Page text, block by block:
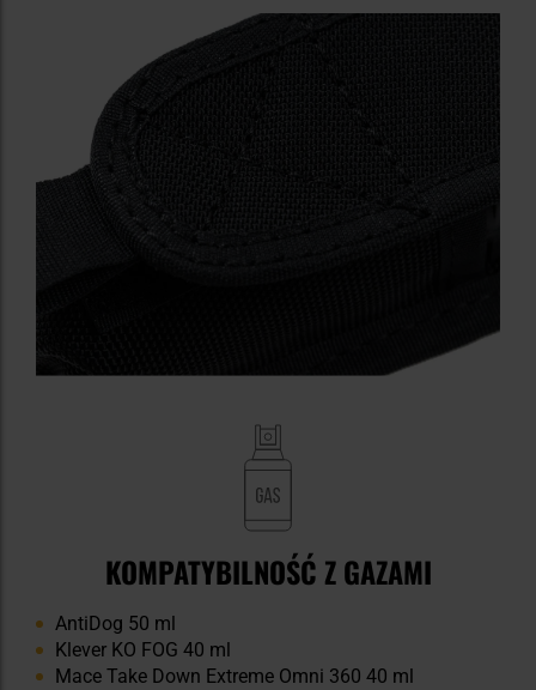
KOMPATYBILNOŚĆ Z GAZAMI
AntiDog 50 ml
Klever KO FOG 40 ml
Mace Take Down Extreme Omni 360 40 ml